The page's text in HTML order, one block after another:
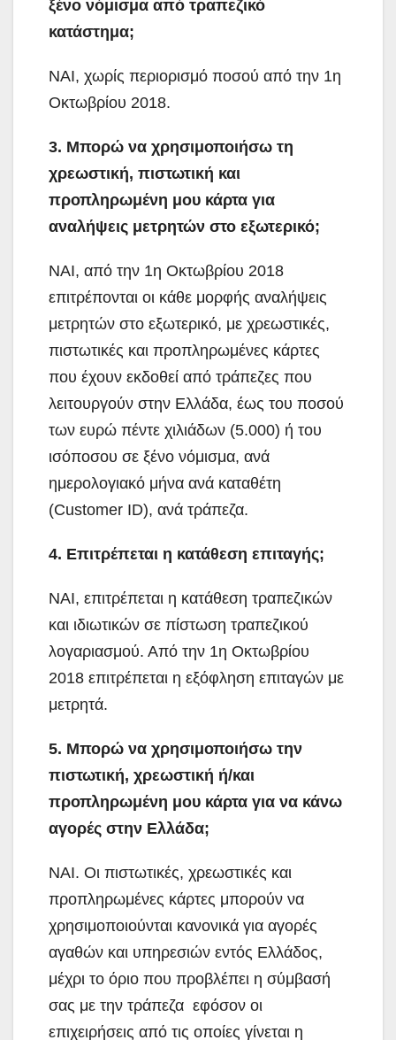
ξένο νόμισμα από τραπεζικό
κατάστημα;
ΝΑΙ, χωρίς περιορισμό ποσού από την 1η
Οκτωβρίου 2018.
3. Μπορώ να χρησιμοποιήσω τη
χρεωστική, πιστωτική και
προπληρωμένη μου κάρτα για
αναλήψεις μετρητών στο εξωτερικό;
ΝΑΙ, από την 1η Οκτωβρίου 2018
επιτρέπονται οι κάθε μορφής αναλήψεις
μετρητών στο εξωτερικό, με χρεωστικές,
πιστωτικές και προπληρωμένες κάρτες
που έχουν εκδοθεί από τράπεζες που
λειτουργούν στην Ελλάδα, έως του ποσού
των ευρώ πέντε χιλιάδων (5.000) ή του
ισόποσου σε ξένο νόμισμα, ανά
ημερολογιακό μήνα ανά καταθέτη
(Customer ID), ανά τράπεζα.
4. Επιτρέπεται η κατάθεση επιταγής;
ΝΑΙ, επιτρέπεται η κατάθεση τραπεζικών
και ιδιωτικών σε πίστωση τραπεζικού
λογαριασμού. Από την 1η Οκτωβρίου
2018 επιτρέπεται η εξόφληση επιταγών με
μετρητά.
5. Μπορώ να χρησιμοποιήσω την
πιστωτική, χρεωστική ή/και
προπληρωμένη μου κάρτα για να κάνω
αγορές στην Ελλάδα;
ΝΑΙ. Οι πιστωτικές, χρεωστικές και
προπληρωμένες κάρτες μπορούν να
χρησιμοποιούνται κανονικά για αγορές
αγαθών και υπηρεσιών εντός Ελλάδος,
μέχρι το όριο που προβλέπει η σύμβασή
σας με την τράπεζα εφόσον οι
επιχειρήσεις από τις οποίες γίνεται η